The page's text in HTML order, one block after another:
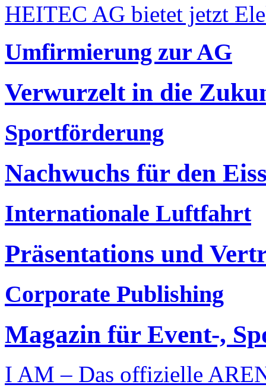
HEITEC AG bietet jetzt
Umfirmierung zur AG
Verwurzelt in die
Sportförderung
Nachwuchs für den
Internationale Luftfahrt
Präsentations und
Corporate Publishing
Magazin für Event-,
I AM – Das offizielle